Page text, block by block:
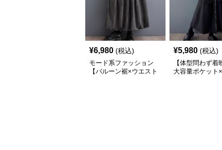
¥6,980 (税込)
モード系ファッション
【バルーン裾×ウエスト
¥5,980 (税込)
【体型問わず着
大容量ポケット